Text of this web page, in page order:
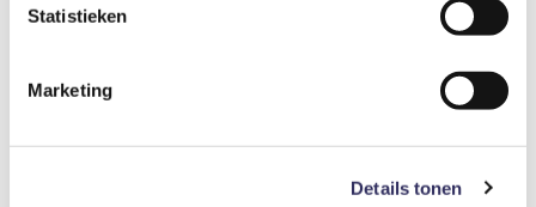
Statistieken
Marketing
Details tonen